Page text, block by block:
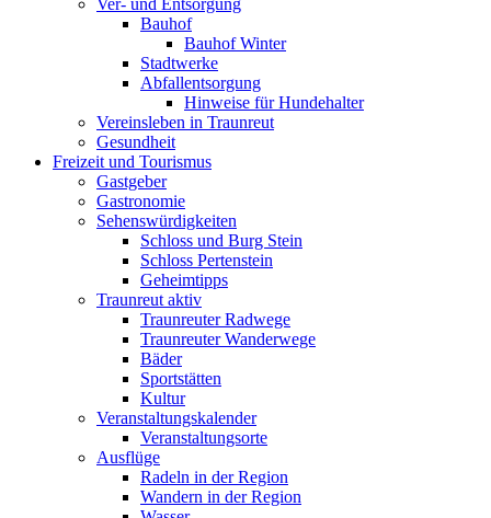
Ver- und Entsorgung
Bauhof
Bauhof Winter
Stadtwerke
Abfallentsorgung
Hinweise für Hundehalter
Vereinsleben in Traunreut
Gesundheit
Freizeit und Tourismus
Gastgeber
Gastronomie
Sehenswürdigkeiten
Schloss und Burg Stein
Schloss Pertenstein
Geheimtipps
Traunreut aktiv
Traunreuter Radwege
Traunreuter Wanderwege
Bäder
Sportstätten
Kultur
Veranstaltungskalender
Veranstaltungsorte
Ausflüge
Radeln in der Region
Wandern in der Region